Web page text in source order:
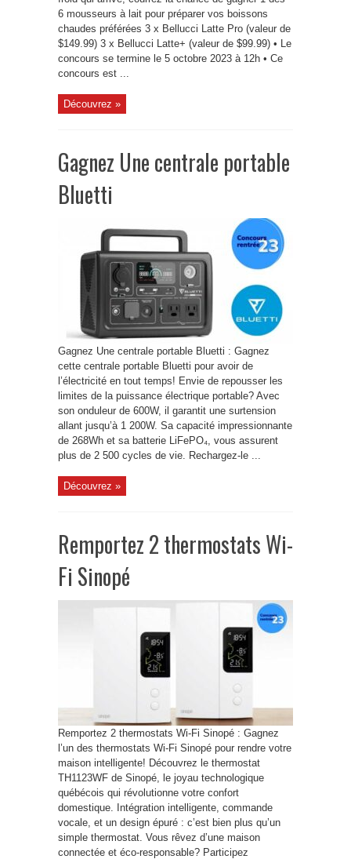
6 mousseurs à lait pour préparer vos boissons
chaudes préférées 3 x Bellucci Latte Pro (valeur de
$149.99) 3 x Bellucci Latte+ (valeur de $99.99) • Le
concours se termine le 5 octobre 2023 à 12h • Ce
concours est ...
Découvrez »
Gagnez Une centrale portable
Bluetti
Gagnez Une centrale portable Bluetti : Gagnez
cette centrale portable Bluetti pour avoir de
l’électricité en tout temps! Envie de repousser les
limites de la puissance électrique portable? Avec
son onduleur de 600W, il garantit une surtension
allant jusqu’à 1 200W. Sa capacité impressionnante
de 268Wh et sa batterie LiFePO₄, vous assurent
plus de 2 500 cycles de vie. Rechargez-le ...
Découvrez »
Remportez 2 thermostats Wi-
Fi Sinopé
Remportez 2 thermostats Wi-Fi Sinopé : Gagnez
l’un des thermostats Wi-Fi Sinopé pour rendre votre
maison intelligente! Découvrez le thermostat
TH1123WF de Sinopé, le joyau technologique
québécois qui révolutionne votre confort
domestique. Intégration intelligente, commande
vocale, et un design épuré : c’est bien plus qu’un
simple thermostat. Vous rêvez d’une maison
connectée et éco-responsable? Participez